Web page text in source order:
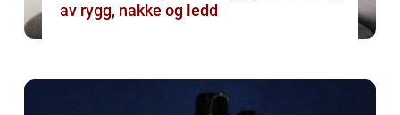
av rygg, nakke og ledd